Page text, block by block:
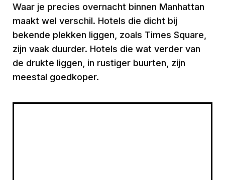
Waar je precies overnacht binnen Manhattan
maakt wel verschil. Hotels die dicht bij
bekende plekken liggen, zoals Times Square,
zijn vaak duurder. Hotels die wat verder van
de drukte liggen, in rustiger buurten, zijn
meestal goedkoper.